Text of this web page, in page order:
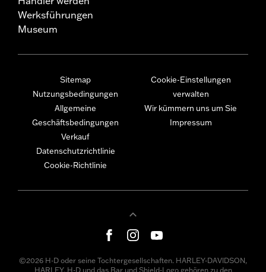
Werksführungen
Museum
Sitemap
Nutzungsbedingungen
Allgemeine
Geschäftsbedingungen
Verkauf
Datenschutzrichtlinie
Cookie-Richtlinie
Cookie-Einstellungen
verwalten
Wir kümmern uns um Sie
Impressum
©2026 H-D oder seine Tochtergesellschaften. HARLEY-DAVIDSON,
HARLEY, H-D und das Bar und Shield-Logo gehören zu den